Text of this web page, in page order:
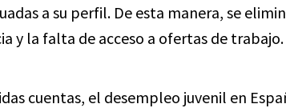
a su perfil. De esta manera, se
y la falta de acceso a ofertas de trabajo.
cuentas, el desempleo juvenil en